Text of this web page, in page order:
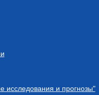
исследования и прогнозы"